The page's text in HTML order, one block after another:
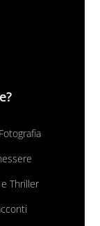
e Thriller